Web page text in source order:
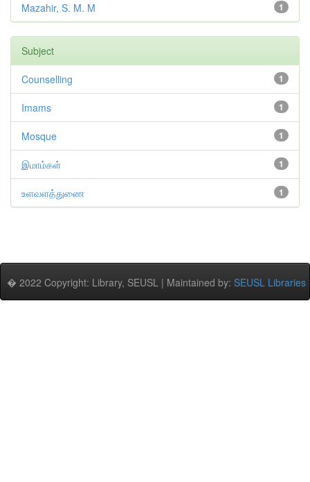
1
Mazahir, S. M. M
Subject
1
Counselling
1
Imams
1
Mosque
1
இமாம்கள்
1
உளவளத்துணை
� 2022 Copyright: Library, SEUSL | Maintained by: SEUSL Libraries